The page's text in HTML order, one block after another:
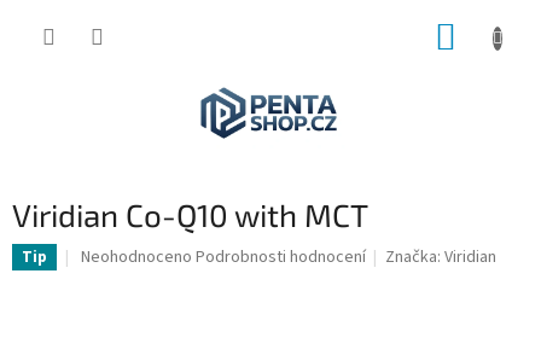
Viridian Co-Q10 with MCT
Tip
Průměrné
Neohodnoceno Podrobnosti hodnocení Značka:Viridian